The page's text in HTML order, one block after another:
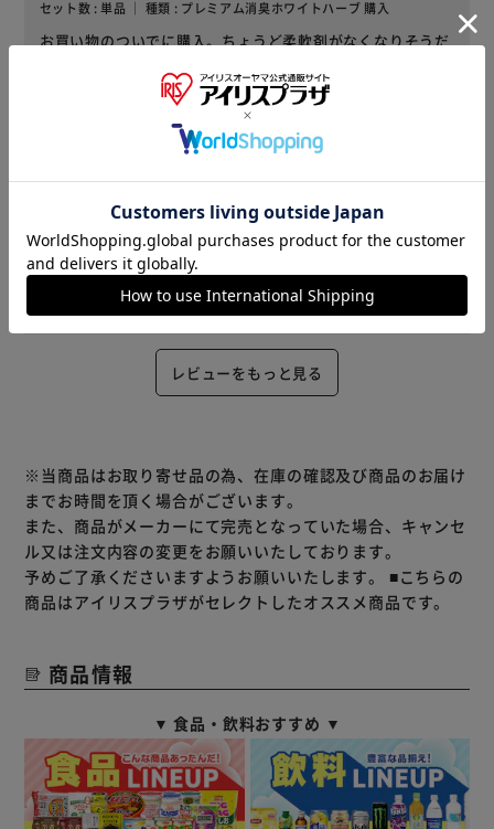
セット数 : 単品 ｜ 種類 : プレミアム消臭ホワイトハーブ 購入
お買い物のついでに購入。ちょうど柔軟剤がなくなりそうだ
2026/07/01
セット数 : 3個セット ｜ 種類 : ジュリエット 購入
香りが好きで購入しました。
役に立った
レビューをもっと見る
※当商品はお取り寄せ品の為、在庫の確認及び商品のお届け
までお時間を頂く場合がございます。
また、商品がメーカーにて完売となっていた場合、キャンセ
ル又は注文内容の変更をお願いいたしております。
予めご了承くださいますようお願いいたします。 ■こちらの
商品はアイリスプラザがセレクトしたオススメ商品です。
商品情報
▼ 食品・飲料おすすめ ▼